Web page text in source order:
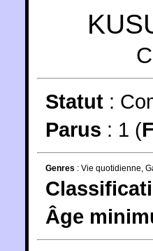
Statut :
Parus : 1 (
Genres : Vie quotidienne
Âge